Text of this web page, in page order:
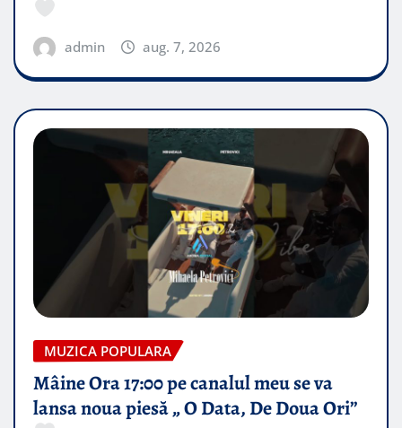
admin aug. 7, 2026
MUZICA POPULARA
Mâine Ora 17:00 pe canalul meu se va
lansa noua piesă „ O Data, De Doua Ori”